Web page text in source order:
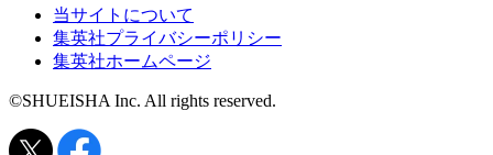
当サイトについて
集英社プライバシーポリシー
集英社ホームページ
©SHUEISHA Inc. All rights reserved.